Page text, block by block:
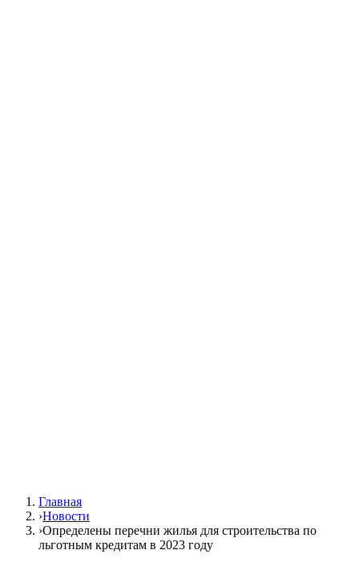
Главная
›Новости
›Определены перечни жилья для строительства по
льготным кредитам в 2023 году